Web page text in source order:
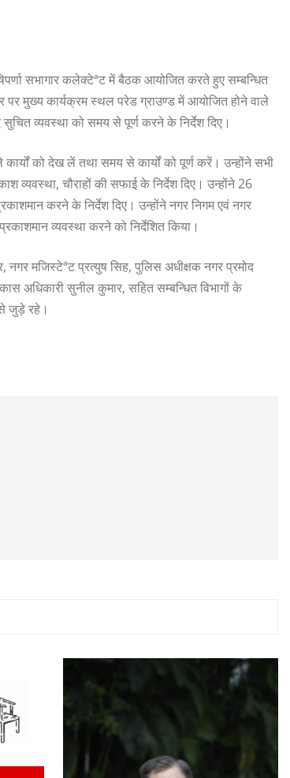
सभागार कलेक्टेªट में बैठक आयोजित करते हुए सम्बन्धित
पर मुख्य कार्यक्रम स्थल परेड ग्राउण्ड में आयोजित होने वाले
व्यवस्था को समय से पूर्ण करने के निर्देश दिए।
कार्यों को देख लें तथा समय से कार्यों को पूर्ण करें। उन्होंने सभी
व्यवस्था, चौराहों की सफाई के निर्देश दिए। उन्होंने 26
करने के निर्देश दिए। उन्होंने नगर निगम एवं नगर
व्यवस्था करने को निर्देशित किया।
मजिस्टेªट प्रत्युष सिह, पुलिस अधीक्षक नगर प्रमोद
अधिकारी सुनील कुमार, सहित सम्बन्धित विभागों के
जुड़े रहे।